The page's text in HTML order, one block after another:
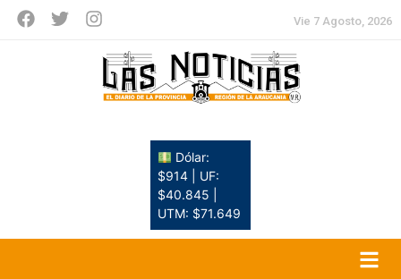
Vie 7 Agosto, 2026
Dólar:
$914 | UF:
$40.845 |
UTM: $71.649